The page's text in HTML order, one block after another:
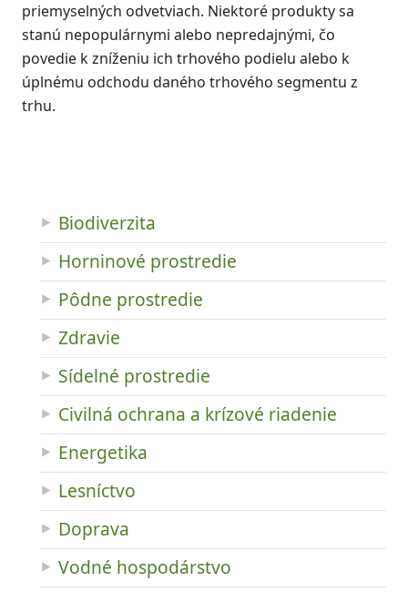
priemyselných odvetviach. Niektoré produkty sa
stanú nepopulárnymi alebo nepredajnými, čo
povedie k zníženiu ich trhového podielu alebo k
úplnému odchodu daného trhového segmentu z
trhu.
Biodiverzita
Horninové prostredie
Pôdne prostredie
Zdravie
Sídelné prostredie
Civilná ochrana a krízové riadenie
Energetika
Lesníctvo
Doprava
Vodné hospodárstvo